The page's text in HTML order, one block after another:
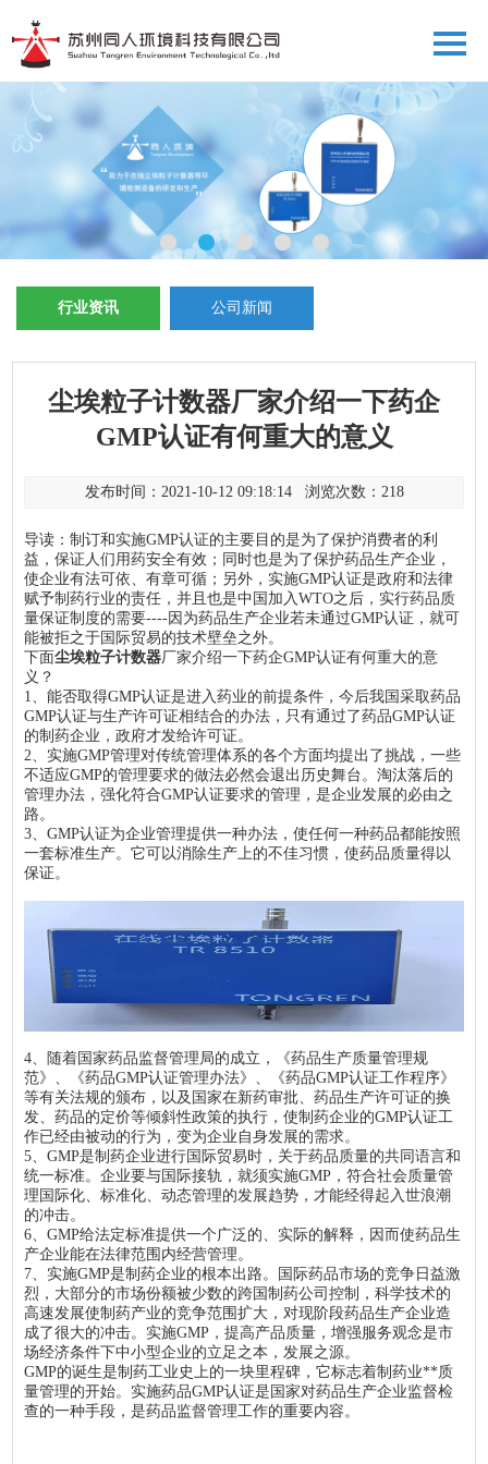
行业资讯 公司新闻
尘埃粒子计数器厂家介绍一下药企
GMP认证有何重大的意义
发布时间：2021-10-12 09:18:14 浏览次数： 218
导读：制订和实施GMP认证的主要目的是为了保护消费者的利
益，保证人们用药安全有效；同时也是为了保护药品生产企业，
使企业有法可依、有章可循；另外，实施GMP认证是政府和法律
赋予制药行业的责任，并且也是中国加入WTO之后，实行药品质
量保证制度的需要----因为药品生产企业若未通过GMP认证，就可
能被拒之于国际贸易的技术壁垒之外。
下面尘埃粒子计数器厂家介绍一下药企GMP认证有何重大的意
义？
1、能否取得GMP认证是进入药业的前提条件，今后我国采取药品
GMP认证与生产许可证相结合的办法，只有通过了药品GMP认证
的制药企业，政府才发给许可证。
2、实施GMP管理对传统管理体系的各个方面均提出了挑战，一些
不适应GMP的管理要求的做法必然会退出历史舞台。淘汰落后的
管理办法，强化符合GMP认证要求的管理，是企业发展的必由之
路。
3、GMP认证为企业管理提供一种办法，使任何一种药品都能按照
一套标准生产。它可以消除生产上的不佳习惯，使药品质量得以
保证。
4、随着国家药品监督管理局的成立，《药品生产质量管理规
范》、《药品GMP认证管理办法》、《药品GMP认证工作程序》
等有关法规的颁布，以及国家在新药审批、药品生产许可证的换
发、药品的定价等倾斜性政策的执行，使制药企业的GMP认证工
作已经由被动的行为，变为企业自身发展的需求。
5、GMP是制药企业进行国际贸易时，关于药品质量的共同语言和
统一标准。企业要与国际接轨，就须实施GMP，符合社会质量管
理国际化、标准化、动态管理的发展趋势，才能经得起入世浪潮
的冲击。
6、GMP给法定标准提供一个广泛的、实际的解释，因而使药品生
产企业能在法律范围内经营管理。
7、实施GMP是制药企业的根本出路。国际药品市场的竞争日益激
烈，大部分的市场份额被少数的跨国制药公司控制，科学技术的
高速发展使制药产业的竞争范围扩大，对现阶段药品生产企业造
成了很大的冲击。实施GMP，提高产品质量，增强服务观念是市
场经济条件下中小型企业的立足之本，发展之源。
GMP的诞生是制药工业史上的一块里程碑，它标志着制药业**质
量管理的开始。实施药品GMP认证是国家对药品生产企业监督检
查的一种手段，是药品监督管理工作的重要内容。